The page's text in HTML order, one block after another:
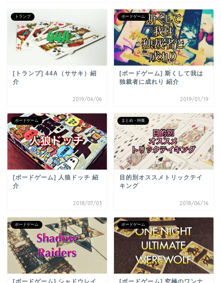
トランプ
[トランプ] 44A（ササキ）紹
介
2019/04/06
ボードゲーム
[ボードゲーム] 斯くして我は
独裁者に成れり 紹介
2019/01/19
ボードゲーム
[ボードゲーム] 人狼ドッチ 紹
介
2018/07/03
まとめ・特集
目的別オススメトリックテイ
キング
2018/06/16
ボードゲーム
[ボードゲーム] シャドウレイ
ボードゲーム
[ボードゲーム] 究極のワンナ